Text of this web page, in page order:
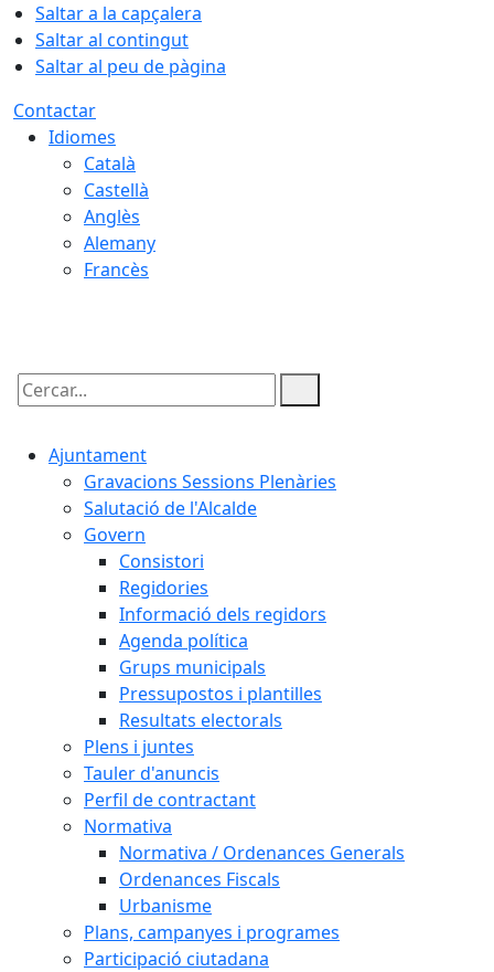
Saltar a la capçalera
Saltar al contingut
Saltar al peu de pàgina
Contactar
Idiomes
Català
Castellà
Anglès
Alemany
Francès
Cercar:
Ajuntament
Gravacions Sessions Plenàries
Salutació de l'Alcalde
Govern
Consistori
Regidories
Informació dels regidors
Agenda política
Grups municipals
Pressupostos i plantilles
Resultats electorals
Plens i juntes
Tauler d'anuncis
Perfil de contractant
Normativa
Normativa / Ordenances Generals
Ordenances Fiscals
Urbanisme
Plans, campanyes i programes
Participació ciutadana